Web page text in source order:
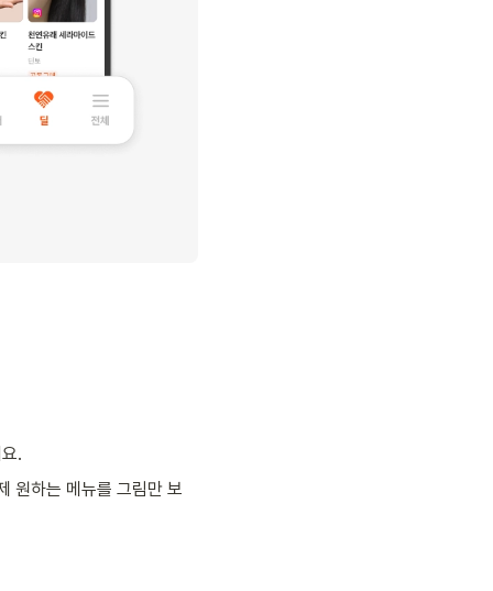
.
원하는 메뉴를 그림만 보